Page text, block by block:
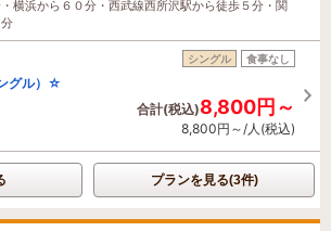
横浜から６０分・西武線西所沢駅から徒歩５分・関
シングル 食事なし
グル）☆
合計(税込)8,800円～
8,800円～/人(税込)
プランを見る(3件)